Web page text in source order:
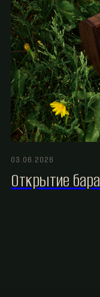
03.06.2026
Открытие